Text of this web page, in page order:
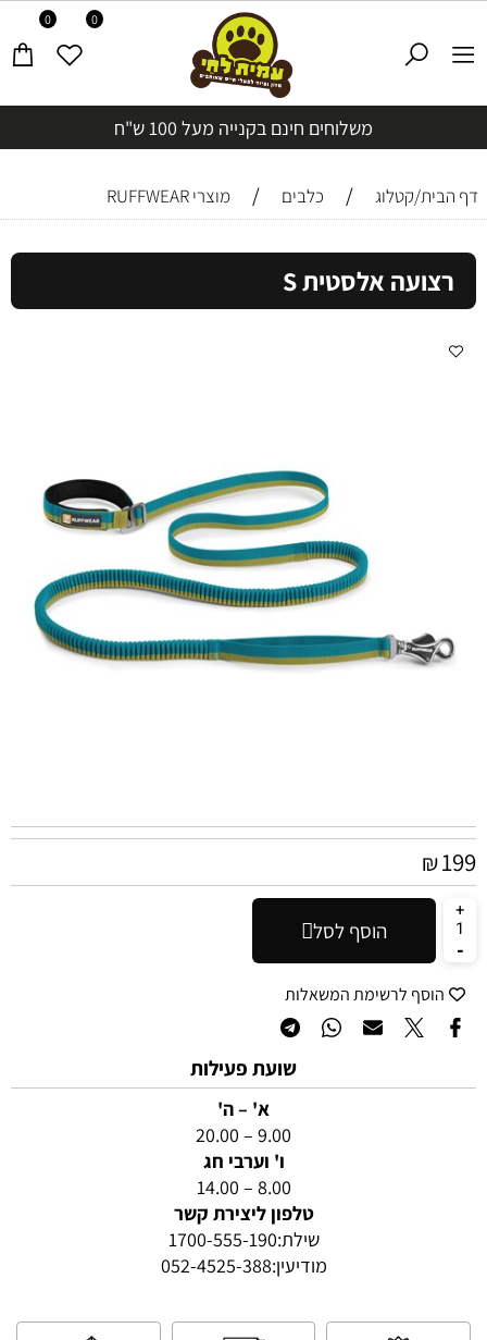
משלוחים חינם בקנייה מעל 100 ש"ח
0 0
דף הבית/קטלוג / כלבים / מוצרי RUFFWEAR
רצועה אלסטית S
₪199
הוסף לסל
הוסף לרשימת המשאלות
שועת פעילות
א' – ה'
9.00 – 20.00
ו' וערבי חג
8.00 – 14.00
טלפון ליצירת קשר
שילת:1700-555-190
מודיעין:052-4525-388